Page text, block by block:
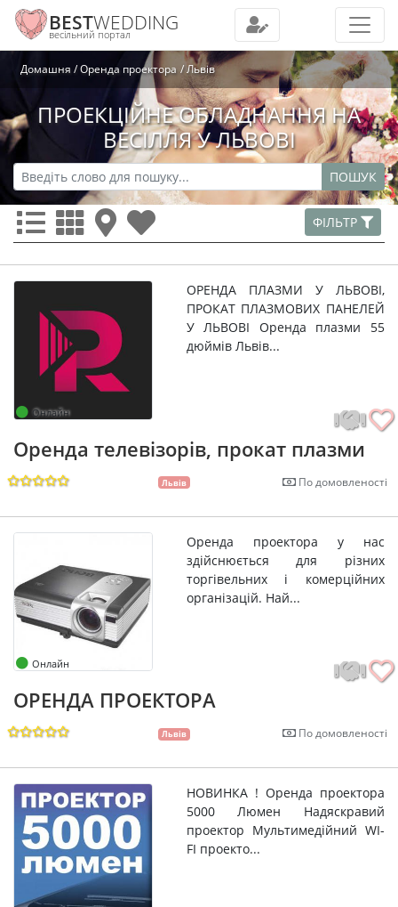
BESTWEDDING
весільний портал
Домашня Оренда проектора Львів
ПРОЕКЦІЙНЕ ОБЛАДНАННЯ НА
ВЕСІЛЛЯ У ЛЬВОВІ
ПОШУК
ФІЛЬТР
Онлайн
ОРЕНДА ПЛАЗМИ У ЛЬВОВІ,
ПРОКАТ ПЛАЗМОВИХ ПАНЕЛЕЙ
У ЛЬВОВІ Оренда плазми 55
дюймів Львів...
Оренда телевізорів, прокат плазми
Львів По домовленості
Онлайн
Оренда проектора у нас
здійснюється для різних
торгівельних і комерційних
організацій. Най...
ОРЕНДА ПРОЕКТОРА
Львів По домовленості
НОВИНКА ! Оренда проектора
5000 Люмен Надяскравий
проектор Мультимедійний WI-
FI проекто...